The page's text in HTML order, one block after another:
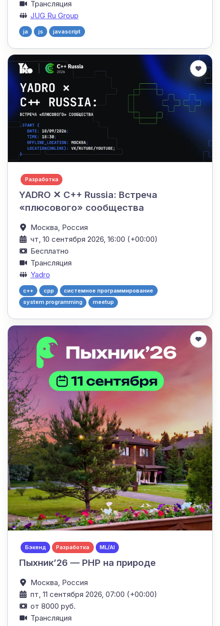
Трансляция
JUG Ru Group
ja js javascript
Разработка
YADRO ✕ C++ Russia: Встреча
«плюсового» сообщества
Москва, Россия
чт, 10 сентября 2026, 16:00 (+00:00)
Бесплатно
Трансляция
Yadro
c++ cpp
системное программирование
system programming
meetup
Бэкенд Разработка ML/AI
Пыхник’26 — PHP на природе
Москва, Россия
пт, 11 сентября 2026, 07:00 (+00:00)
от 8000 руб.
Трансляция